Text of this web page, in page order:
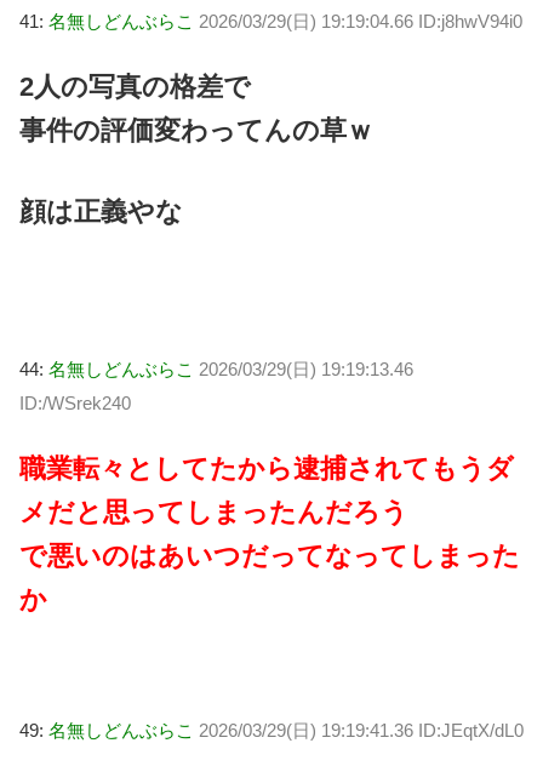
41: 名無しどんぶらこ 2026/03/29(日) 19:19:04.66 ID:j8hwV94i0
2人の写真の格差で
事件の評価変わってんの草ｗ
顔は正義やな
44: 名無しどんぶらこ 2026/03/29(日) 19:19:13.46
ID:/WSrek240
職業転々としてたから逮捕されてもうダ
メだと思ってしまったんだろう
で悪いのはあいつだってなってしまった
か
49: 名無しどんぶらこ 2026/03/29(日) 19:19:41.36 ID:JEqtX/dL0